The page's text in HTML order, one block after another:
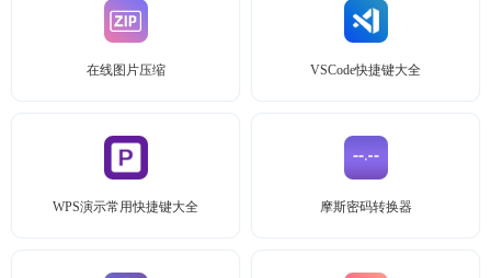
在线图片压缩 VSCode快捷键大全
WPS演示常用快捷键大全 摩斯密码转换器